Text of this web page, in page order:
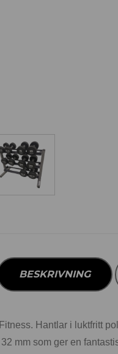
BESKRIVNING
Hantlar i luktfritt
mm som ger en